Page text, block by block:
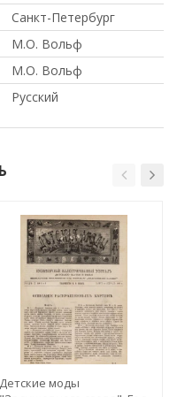
Санкт-Петербург
М.О. Вольф
М.О. Вольф
Русский
Детские моды